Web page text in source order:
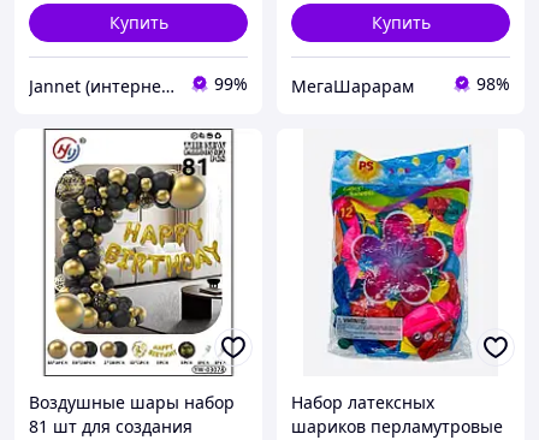
Купить
Jannet (интернет-магазин) 99%
Купить
МегаШарарам 98%
Воздушные шары набор
81 шт для создания
Набор латексных
шариков перламутровые